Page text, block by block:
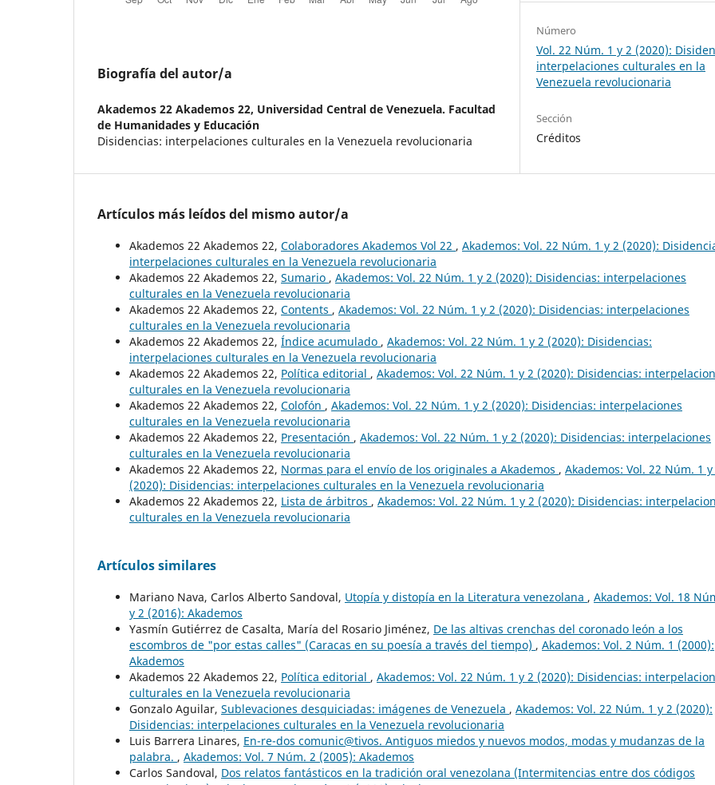
Biografía del autor/a
Akademos 22 Akademos 22, Universidad Central de Venezuela. Facultad
de Humanidades y Educación
Disidencias: interpelaciones culturales en la Venezuela revolucionaria
Número
Vol. 22 Núm. 1 y 2 (2020):
interpelaciones culturales en la
Venezuela revolucionaria
Sección
Créditos
Artículos más leídos del mismo autor/a
Akademos 22 Akademos 22, Colaboradores Akademos Vol 22 , Akademos: Vol. 22 Núm. 1 y 2 (2020):
interpelaciones culturales en la Venezuela revolucionaria
Akademos 22 Akademos 22, Sumario , Akademos: Vol. 22 Núm. 1 y 2 (2020): Disidencias: interpelaciones
culturales en la Venezuela revolucionaria
Akademos 22 Akademos 22, Contents , Akademos: Vol. 22 Núm. 1 y 2 (2020): Disidencias: interpelaciones
culturales en la Venezuela revolucionaria
Akademos 22 Akademos 22, Índice acumulado , Akademos: Vol. 22 Núm. 1 y 2 (2020): Disidencias:
interpelaciones culturales en la Venezuela revolucionaria
Akademos 22 Akademos 22, Política editorial , Akademos: Vol. 22 Núm. 1 y 2 (2020): Disidencias:
culturales en la Venezuela revolucionaria
Akademos 22 Akademos 22, Colofón , Akademos: Vol. 22 Núm. 1 y 2 (2020): Disidencias: interpelaciones
culturales en la Venezuela revolucionaria
Akademos 22 Akademos 22, Presentación , Akademos: Vol. 22 Núm. 1 y 2 (2020): Disidencias: interpelaciones
culturales en la Venezuela revolucionaria
Akademos 22 Akademos 22, Normas para el envío de los originales a Akademos , Akademos: Vol. 22 Núm. 1 y
(2020): Disidencias: interpelaciones culturales en la Venezuela revolucionaria
Akademos 22 Akademos 22, Lista de árbitros , Akademos: Vol. 22 Núm. 1 y 2 (2020): Disidencias:
culturales en la Venezuela revolucionaria
Artículos similares
Mariano Nava, Carlos Alberto Sandoval, Utopía y distopía en la Literatura venezolana , Akademos: Vol. 18
y 2 (2016): Akademos
Yasmín Gutiérrez de Casalta, María del Rosario Jiménez, De las altivas crenchas del coronado león a los
escombros de "por estas calles" (Caracas en su poesía a través del tiempo) , Akademos: Vol. 2 Núm. 1 (2000):
Akademos
Akademos 22 Akademos 22, Política editorial , Akademos: Vol. 22 Núm. 1 y 2 (2020): Disidencias:
culturales en la Venezuela revolucionaria
Gonzalo Aguilar, Sublevaciones desquiciadas: imágenes de Venezuela , Akademos: Vol. 22 Núm. 1 y 2 (2020):
Disidencias: interpelaciones culturales en la Venezuela revolucionaria
Luis Barrera Linares, En-re-dos comunic@tivos. Antiguos miedos y nuevos modos, modas y mudanzas de la
palabra. , Akademos: Vol. 7 Núm. 2 (2005): Akademos
Carlos Sandoval, Dos relatos fantásticos en la tradición oral venezolana (Intermitencias entre dos códigos